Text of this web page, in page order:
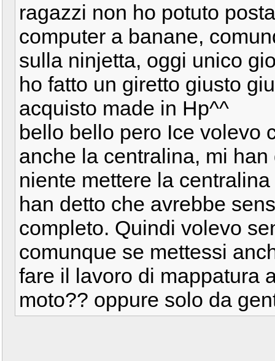
ragazzi non ho potuto
computer a banane,
sulla ninjetta, oggi unico
ho fatto un giretto giusto
acquisto made in Hp^^
bello bello pero Ice volevo
anche la centralina, mi
niente mettere la
han detto che avrebbe
completo. Quindi volevo
comunque se mettessi
fare il lavoro di mappatura
moto?? oppure solo da